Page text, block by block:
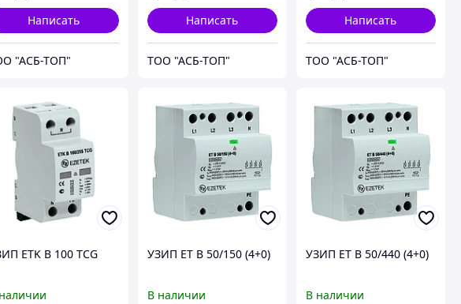
Написать
"АСБ-ТОП"
Написать
ТОО "АСБ-ТОП"
Написать
ТОО "АСБ-ТОП"
ETK B 100 TCG УЗИП ET B 50/150 (4+0)
В наличии
УЗИП ET B 50/440 (4+0)
В наличии